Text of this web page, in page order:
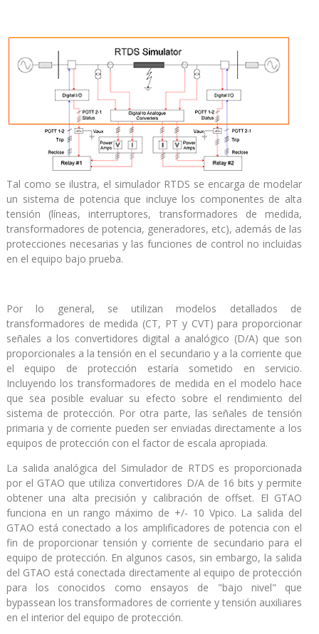
Tal como se ilustra, el simulador RTDS se encarga de modelar
un sistema de potencia que incluye los componentes de alta
tensión (líneas, interruptores, transformadores de medida,
transformadores de potencia, generadores, etc), además de las
protecciones necesarias y las funciones de control no incluidas
en el equipo bajo prueba.
Por lo general, se utilizan modelos detallados de
transformadores de medida (CT, PT y CVT) para proporcionar
señales a los convertidores digital a analógico (D/A) que son
proporcionales a la tensión en el secundario y a la corriente que
el equipo de protección estaría sometido en servicio.
Incluyendo los transformadores de medida en el modelo hace
que sea posible evaluar su efecto sobre el rendimiento del
sistema de protección. Por otra parte, las señales de tensión
primaria y de corriente pueden ser enviadas directamente a los
equipos de protección con el factor de escala apropiada.
La salida analógica del Simulador de RTDS es proporcionada
por el GTAO que utiliza convertidores D/A de 16 bits y permite
obtener una alta precisión y calibración de offset. El GTAO
funciona en un rango máximo de +/- 10 Vpico. La salida del
GTAO está conectado a los amplificadores de potencia con el
fin de proporcionar tensión y corriente de secundario para el
equipo de protección. En algunos casos, sin embargo, la salida
del GTAO está conectada directamente al equipo de protección
para los conocidos como ensayos de "bajo nivel" que
bypassean los transformadores de corriente y tensión auxiliares
en el interior del equipo de protección.